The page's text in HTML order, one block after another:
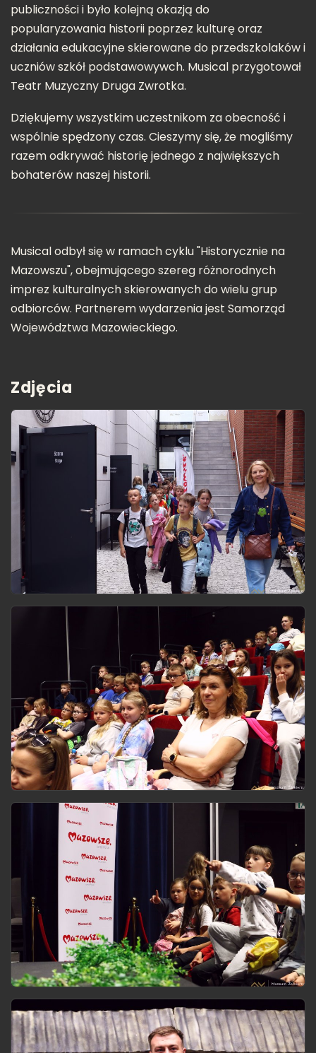
publiczności i było kolejną okazją do
popularyzowania historii poprzez kulturę oraz
działania edukacyjne skierowane do przedszkolaków i
uczniów szkół podstawowywch. Musical przygotował
Teatr Muzyczny Druga Zwrotka.
Dziękujemy wszystkim uczestnikom za obecność i
wspólnie spędzony czas. Cieszymy się, że mogliśmy
razem odkrywać historię jednego z największych
bohaterów naszej historii.
Musical odbył się w ramach cyklu "Historycznie na
Mazowszu", obejmującego szereg różnorodnych
imprez kulturalnych skierowanych do wielu grup
odbiorców. Partnerem wydarzenia jest Samorząd
Województwa Mazowieckiego.
Zdjęcia